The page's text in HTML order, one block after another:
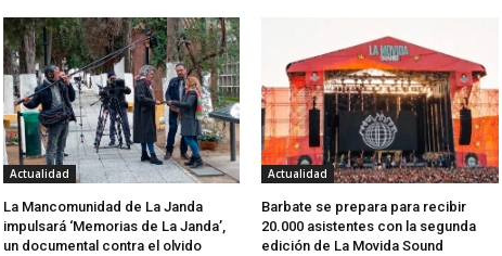
Actualidad
La Mancomunidad de La Janda
impulsará ‘Memorias de La Janda’,
un documental contra el olvido
Actualidad
Barbate se prepara para recibir
20.000 asistentes con la segunda
edición de La Movida Sound